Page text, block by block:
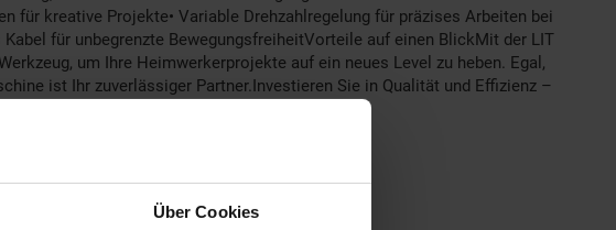
Über Cookies
für kreative Projekte• Variable Drehzahlregelung für präzises Arbeiten bei
für unbegrenzte BewegungsfreiheitVorteile auf einen BlickMit der LIT
um Ihre Heimwerkerprojekte auf ein neues Level zu heben. Egal,
ist Ihr zuverlässiger Partner.Investieren Sie in Qualität und Effizienz –